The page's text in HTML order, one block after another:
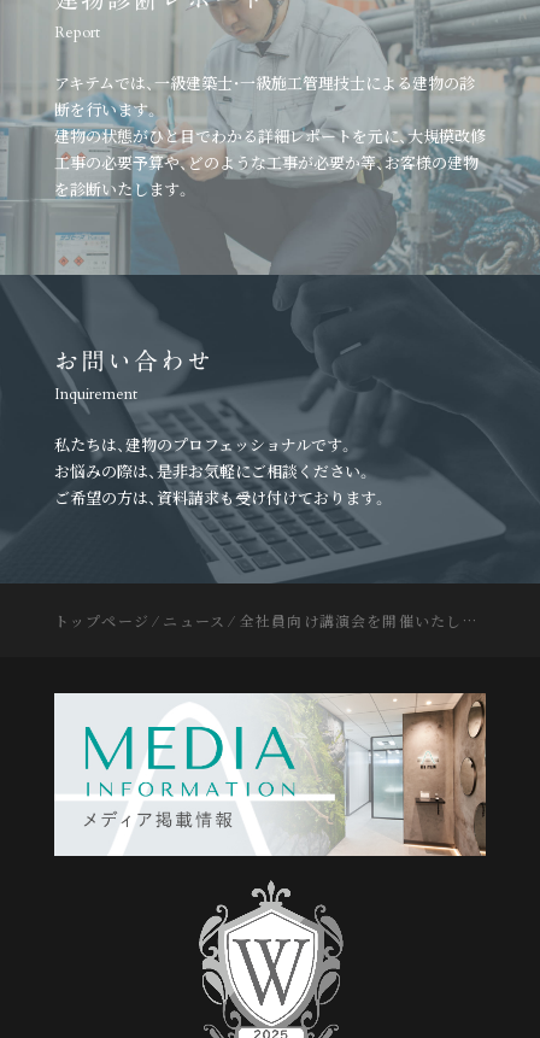
Report
アキテムでは、一級建築士・一級施工管理技士による建物の診
断を行います。
建物の状態がひと目でわかる詳細レポートを元に、大規模改修
工事の必要予算や、どのような工事が必要か等、お客様の建物
を診断いたします。
お問い合わせ
Inquirement
私たちは、建物のプロフェッショナルです。
お悩みの際は、是非お気軽にご相談ください。
ご希望の方は、資料請求も受け付けております。
トップページ ⁄ ニュース ⁄ 全社員向け講演会を開催いたしました